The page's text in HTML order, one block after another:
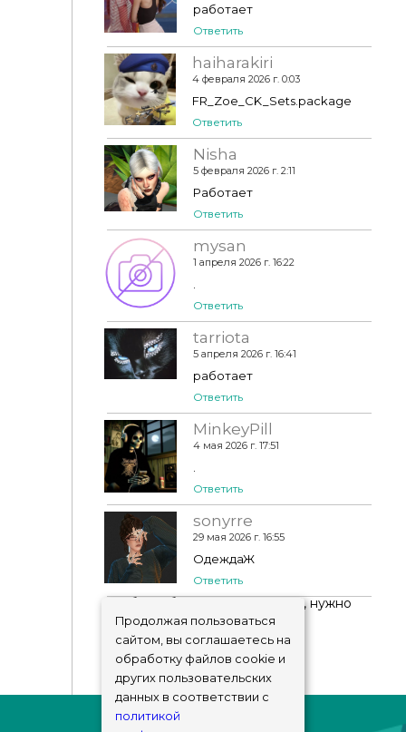
работает
Ответить
haiharakiri
4 февраля 2026 г. 0:03
FR_Zoe_CK_Sets.package
Ответить
Nisha
5 февраля 2026 г. 2:11
Работает
Ответить
mysan
1 апреля 2026 г. 16:22
Ответить
tarriota
5 апреля 2026 г. 16:41
работает
Ответить
MinkeyPill
4 мая 2026 г. 17:51
Ответить
sonyrre
29 мая 2026 г. 16:55
ОдеждаЖ
Ответить
Чтобы добавить комментарий, нужно
авторизоваться !
Продолжая пользоваться
сайтом, вы соглашаетесь на
обработку файлов cookie и
других пользовательских
данных в соответствии с
политикой